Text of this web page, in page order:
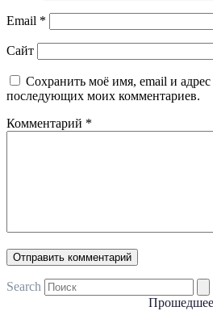
Email *
Сайт
Сохранить моё имя, email и адрес
последующих моих комментариев.
Комментарий *
Search
Прошедшее